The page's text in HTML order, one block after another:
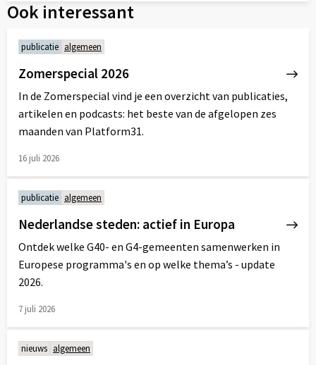
Ook interessant
publicatie algemeen
Zomerspecial 2026
In de Zomerspecial vind je een overzicht van publicaties,
artikelen en podcasts: het beste van de afgelopen zes
maanden van Platform31.
16 juli 2026
meer
over
publicatie algemeen
Nederlandse steden: actief in Europa
Ontdek welke G40- en G4-gemeenten samenwerken in
Europese programma's en op welke thema’s - update
2026.
7 juli 2026
meer
over
nieuws algemeen